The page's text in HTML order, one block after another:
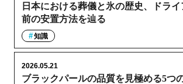
日本における葬儀と氷の歴史、ドライ
前の安置方法を辿る
知識
ブラックパールの品質を見極める5つ
2026.05.21